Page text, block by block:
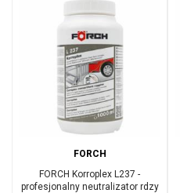
FORCH
FORCH Korroplex L237 -
profesjonalny neutralizator rdzy